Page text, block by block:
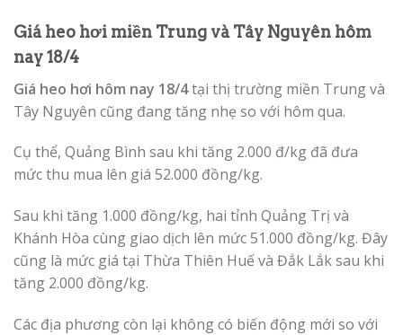
Giá heo hơi miền Trung và Tây Nguyên hôm
nay 18/4
Giá heo hơi hôm nay 18/4tại thị trường miền Trung và
Tây Nguyên cũng đang tăng nhẹ so với hôm qua.
Cụ thể, Quảng Bình sau khi tăng 2.000 đ/kg đã đưa
mức thu mua lên giá 52.000 đồng/kg.
Sau khi tăng 1.000 đồng/kg, hai tỉnh Quảng Trị và
Khánh Hòa cùng giao dịch lên mức 51.000 đồng/kg. Đây
cũng là mức giá tại Thừa Thiên Huế và Đắk Lắk sau khi
tăng 2.000 đồng/kg.
Các địa phương còn lại không có biến động mới so với